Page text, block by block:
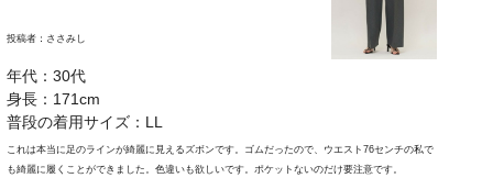
投稿者： ささみし
年代：30代
身長：171cm
普段の着用サイズ：LL
これは本当に足のラインが綺麗に見えるズボンです。ゴムだったので、ウエスト76センチの私で
も綺麗に履くことができました。色違いも欲しいです。ポケットないのだけ要注意です。